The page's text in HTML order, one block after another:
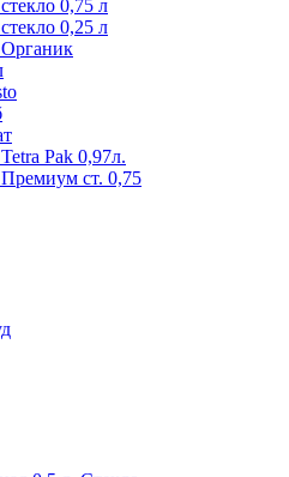
0,75 л
0,25 л
Pak 0,97л.
ст. 0,75